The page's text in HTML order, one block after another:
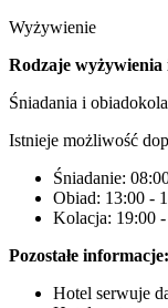
Wyżywienie
Rodzaje wyżywienia
Śniadania i
Istnieje możliwość
Śniadanie:
Obiad: 13:00 -
Kolacja: 19:00
Pozostałe informacje:
Hotel serwuje